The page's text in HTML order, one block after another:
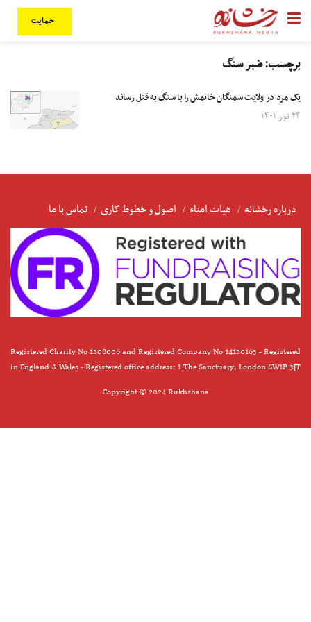
حمایت
برچسب:ضبر سنگ
یک مرد در ولایت سمنگان خانمش را با سنگ به قتل رساند
۲۴ ثور ۱۴۰۱
درباره رخشانه هیات امناء اصول و خطوط کاری تماس با ما
Registered Charity No 1208006 and Registered Company No 14120163 - Registered
in England & Wales - Registered office address: 1 The Sanctuary, London SW1P 3JT
Copyright © 2024 Rukhshana